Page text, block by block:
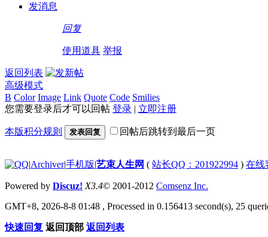
发消息
回复
使用道具 举报
返回列表
高级模式
B Color Image Link Quote Code Smilies
您需要登录后才可以回帖 登录 | 立即注册
本版积分规则 发表回复 回帖后跳转到最后一页
|Archiver|手机版|艺束人生网 ( 站长QQ：201922994 ) 在线
Powered by Discuz! X3.4© 2001-2012 Comsenz Inc.
GMT+8, 2026-8-8 01:48 , Processed in 0.156413 second(s), 25
快速回复 返回顶部 返回列表